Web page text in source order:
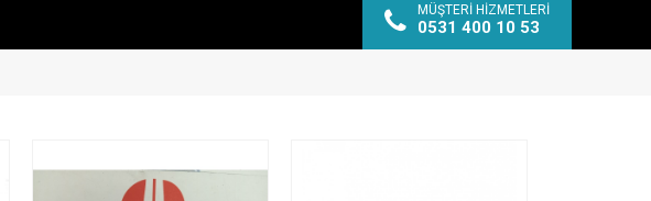
MÜŞTERI HIZMETLERI
0531 400 10 53